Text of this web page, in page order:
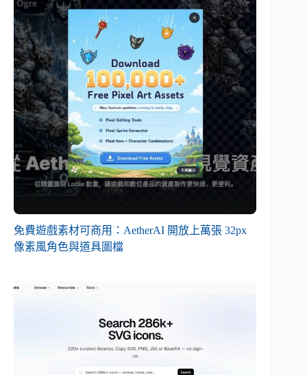
免費遊戲素材可商用：AetherAI 開放上萬張 32px
像素風角色與道具圖檔